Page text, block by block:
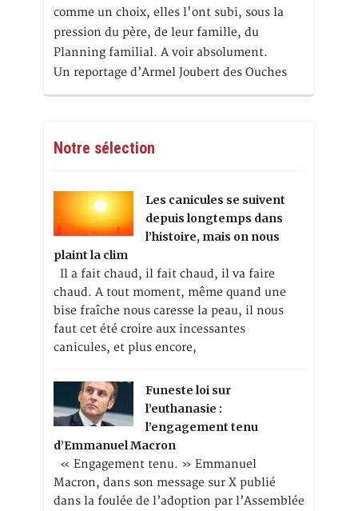
comme un choix, elles l'ont subi, sous la
pression du père, de leur famille, du
Planning familial. A voir absolument.
Un reportage d’Armel Joubert des Ouches
Notre sélection
Les canicules se suivent
depuis longtemps dans
l’histoire, mais on nous
plaint la clim
Il a fait chaud, il fait chaud, il va faire
chaud. A tout moment, même quand une
bise fraîche nous caresse la peau, il nous
faut cet été croire aux incessantes
canicules, et plus encore,
Funeste loi sur
l’euthanasie :
l’engagement tenu
d’Emmanuel Macron
« Engagement tenu. » Emmanuel
Macron, dans son message sur X publié
dans la foulée de l’adoption par l’Assemblée